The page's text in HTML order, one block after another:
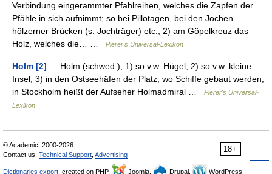
Verbindung eingerammter Pfahlreihen, welches die Zapfen der
Pfähle in sich aufnimmt; so bei Pillotagen, bei den Jochen
hölzerner Brücken (s. Jochträger) etc.; 2) am Göpelkreuz das
Holz, welches die… …
Pierer's Universal-Lexikon
Holm [2] — Holm (schwed.), 1) so v.w. Hügel; 2) so v.w. kleine
Insel; 3) in den Ostseehäfen der Platz, wo Schiffe gebaut werden;
in Stockholm heißt der Aufseher Holmadmiral …
Pierer's Universal-
Lexikon
18+
© Academic, 2000-2026
Contact us: Technical Support Advertising
Dictionaries export , created on PHP, Joomla, Drupal, WordPress,